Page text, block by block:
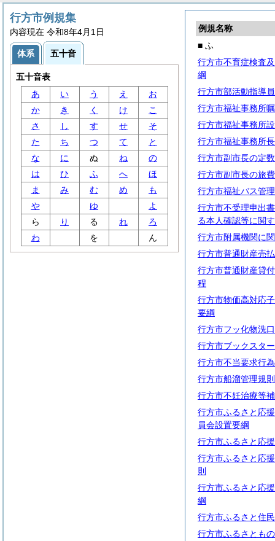
例規名称
■ ふ
行方市不育症検査
綱
行方市部活動指導
行方市福祉事務所
行方市福祉事務所
行方市福祉事務所
行方市副市長の定
行方市副市長の旅
行方市福祉バス管
行方市不受理申出
る本人確認等に関
行方市附属機関に
行方市普通財産売
行方市普通財産貸
程
行方市物価高対応
要綱
行方市フッ化物洗
行方市ブックスタ
行方市不当要求行
行方市船溜管理規則
行方市不妊治療等
行方市ふるさと応
員会設置要綱
行方市ふるさと応
行方市ふるさと応
則
行方市ふるさと応
綱
行方市ふるさと住
行方市ふるさとも
行方市例規集
内容現在 令和8年4月1日
体系 五十音
五十音表
あ
い う え
お
か
き く け
こ
さ
し す せ
そ
た
ち つ て
と
な
に ぬ ね
の
は
ひ ふ へ
ほ
ま
み む め
も
や
ゆ
よ
ら
り る れ
ろ
わ
を ん